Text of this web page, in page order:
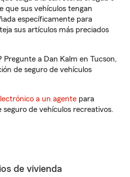
que sus vehículos tengan
específicamente para
sus artículos más preciados
Pregunte a Dan Kalm en Tucson,
de seguro de vehículos
a un agente para
de vehículos recreativos.
de vivienda